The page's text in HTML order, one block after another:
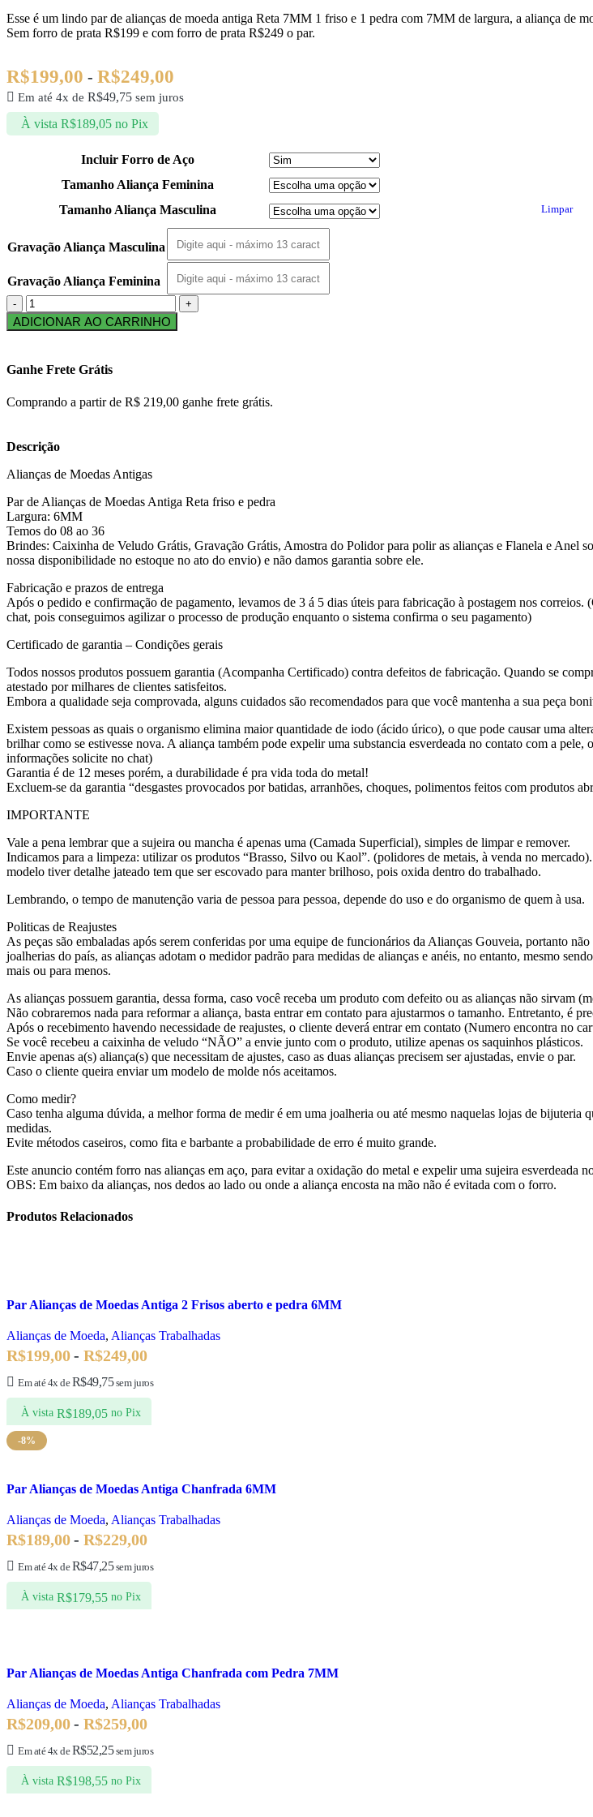
Esse é um lindo par de alianças de moeda antiga Reta 7MM 1 friso e 1 pedra com 7MM de largura, a aliança de
Sem forro de prata R$199 e com forro de prata R$249 o par.
R$199,00 - R$249,00
Em até 4x de R$49,75 sem juros
À vista R$189,05 no Pix
Incluir Forro de Aço
Tamanho Aliança Feminina
Tamanho Aliança Masculina
Limpar
Gravação Aliança Masculina
Gravação Aliança Feminina
ADICIONAR AO CARRINHO
Ganhe Frete Grátis
Comprando a partir de R$ 219,00 ganhe frete grátis.
Descrição
Alianças de Moedas Antigas
Par de Alianças de Moedas Antiga Reta friso e pedra
Largura: 6MM
Temos do 08 ao 36
Brindes: Caixinha de Veludo Grátis, Gravação Grátis, Amostra do Polidor para polir as alianças e Flanela e Anel
nossa disponibilidade no estoque no ato do envio) e não damos garantia sobre ele.
Fabricação e prazos de entrega
Após o pedido e confirmação de pagamento, levamos de 3 á 5 dias úteis para fabricação à postagem nos
chat, pois conseguimos agilizar o processo de produção enquanto o sistema confirma o seu pagamento)
Certificado de garantia – Condições gerais
Todos nossos produtos possuem garantia (Acompanha Certificado) contra defeitos de fabricação. Quando se
atestado por milhares de clientes satisfeitos.
Embora a qualidade seja comprovada, alguns cuidados são recomendados para que você mantenha a sua peça
Existem pessoas as quais o organismo elimina maior quantidade de iodo (ácido úrico), o que pode causar uma
brilhar como se estivesse nova. A aliança também pode expelir uma substancia esverdeada no contato com a
informações solicite no chat)
Garantia é de 12 meses porém, a durabilidade é pra vida toda do metal!
Excluem-se da garantia “desgastes provocados por batidas, arranhões, choques, polimentos feitos com produtos
IMPORTANTE
Vale a pena lembrar que a sujeira ou mancha é apenas uma (Camada Superficial), simples de limpar e remover.
Indicamos para a limpeza: utilizar os produtos “Brasso, Silvo ou Kaol”. (polidores de metais, à venda no
modelo tiver detalhe jateado tem que ser escovado para manter brilhoso, pois oxida dentro do trabalhado.
Lembrando, o tempo de manutenção varia de pessoa para pessoa, depende do uso e do organismo de quem à usa.
Politicas de Reajustes
As peças são embaladas após serem conferidas por uma equipe de funcionários da Alianças Gouveia, portanto
joalherias do país, as alianças adotam o medidor padrão para medidas de alianças e anéis, no entanto, mesmo
mais ou para menos.
As alianças possuem garantia, dessa forma, caso você receba um produto com defeito ou as alianças não sirvam
Não cobraremos nada para reformar a aliança, basta entrar em contato para ajustarmos o tamanho. Entretanto, é
Após o recebimento havendo necessidade de reajustes, o cliente deverá entrar em contato (Numero encontra no
Se você recebeu a caixinha de veludo “NÃO” a envie junto com o produto, utilize apenas os saquinhos plásticos.
Envie apenas a(s) aliança(s) que necessitam de ajustes, caso as duas alianças precisem ser ajustadas, envie o par.
Caso o cliente queira enviar um modelo de molde nós aceitamos.
Como medir?
Caso tenha alguma dúvida, a melhor forma de medir é em uma joalheria ou até mesmo naquelas lojas de bijuteria
medidas.
Evite métodos caseiros, como fita e barbante a probabilidade de erro é muito grande.
Este anuncio contém forro nas alianças em aço, para evitar a oxidação do metal e expelir uma sujeira esverdeada
OBS: Em baixo da alianças, nos dedos ao lado ou onde a aliança encosta na mão não é evitada com o forro.
Produtos Relacionados
Par Alianças de Moedas Antiga 2 Frisos aberto e pedra 6MM
Alianças de Moeda, Alianças Trabalhadas
R$199,00- R$249,00
Em até 4x deR$49,75sem juros
À vista R$189,05 no Pix
-8%
Par Alianças de Moedas Antiga Chanfrada 6MM
Alianças de Moeda, Alianças Trabalhadas
R$189,00- R$229,00
Em até 4x deR$47,25sem juros
À vista R$179,55 no Pix
Par Alianças de Moedas Antiga Chanfrada com Pedra 7MM
Alianças de Moeda, Alianças Trabalhadas
R$209,00- R$259,00
Em até 4x deR$52,25sem juros
À vista R$198,55 no Pix